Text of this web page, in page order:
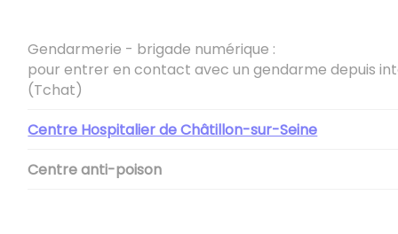
Gendarmerie - brigade numérique :
pour entrer en contact avec un gendarme depuis
(Tchat)
Centre Hospitalier de Châtillon-sur-Seine
Centre anti-poison